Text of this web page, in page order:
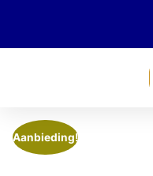
Aanbieding!